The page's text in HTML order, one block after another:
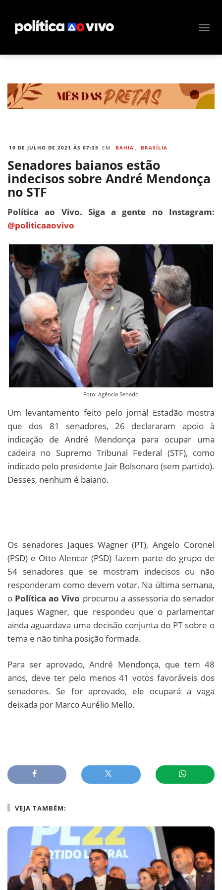
19 DE JULHO DE 2021 ÀS 07:35 EM BAHIA , BRASÍLIA
Senadores baianos estão
indecisos sobre André Mendonça
no STF
Política ao Vivo. Siga a gente no Instagram:
@politicaaovivo
Foto: Agência Senado
Um levantamento feito pelo jornal Estadão mostra
que dos 81 senadores, 26 declararam apoio à
indicação de André Mendonça para ocupar uma
cadeira no Supremo Tribunal Federal (STF), como
indicado pelo presidente Jair Bolsonaro (sem partido).
Desses, nenhum é baiano.
Os senadores Jaques Wagner (PT), Angelo Coronel
(PSD) e Otto Alencar (PSD) fazem parte do grupo de
54 senadores que se mostram indecisos ou não
responderam como devem votar. Na última semana,
o Política ao Vivo procurou a assessoria do senador
Jaques Wagner, que respondeu que o parlamentar
ainda aguardava uma decisão conjunta do PT sobre o
tema e não tinha posição formada.
Para ser aprovado, André Mendonça, que tem 48
anos, deve ter pelo menos 41 votos favoráveis dos
senadores. Se for aprovado, ele ocupará a vaga
deixada por Marco Aurélio Mello.
VEJA TAMBÉM: